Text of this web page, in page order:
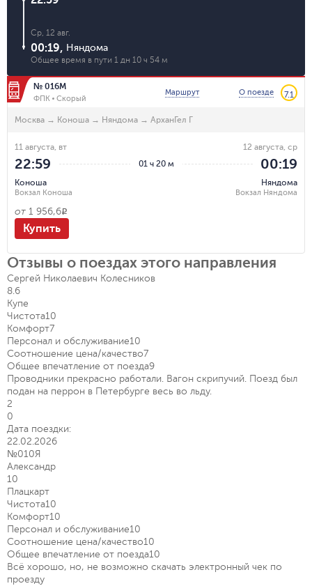
Ср, 12 авг.
00:19, Няндома
Общее время в пути 1 дн 10 ч 54 м
№ 016М
ФПК Скорый
Маршрут О поезде 7.1
Москва → Коноша → Няндома → АрханГел Г
01 ч 20 м
11 августа, вт
22:59
Коноша
Вокзал Коноша
12 августа, ср
00:19
Няндома
Вокзал Няндома
от 1 956,6R
Купить
Отзывы о поездах этого направления
Сергей Николаевич Колесников
8.6
Купе
Чистота10
Комфорт7
Персонал и обслуживание10
Соотношение цена/качество7
Общее впечатление от поезда9
Проводники прекрасно работали. Вагон скрипучий. Поезд был
подан на перрон в Петербурге весь во льду.
2
0
Дата поездки:
22.02.2026
№010Я
Александр
10
Плацкарт
Чистота10
Комфорт10
Персонал и обслуживание10
Соотношение цена/качество10
Общее впечатление от поезда10
Всё хорошо, но, не возможно скачать электронный чек по
проезду